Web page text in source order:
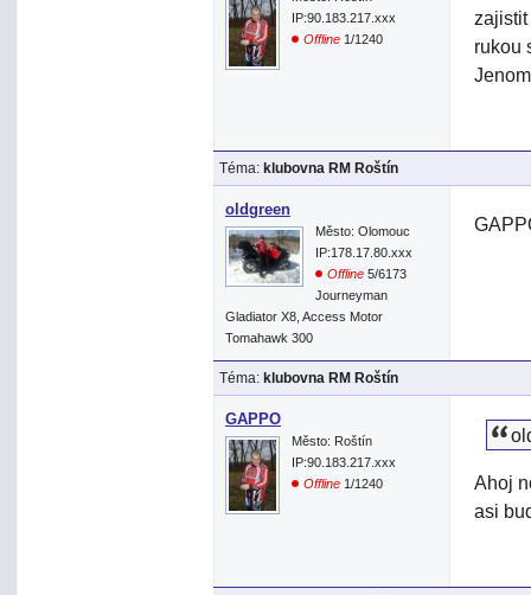
IP:90.183.217.xxx
Offline 1/1240
zajistit
rukou
Téma: klubovna RM Roštín
oldgreen
Město: Olomouc
IP:178.17.80.xxx
Offline 5/6173
Journeyman
Gladiator X8, Access Motor
Tomahawk 300
Téma: klubovna RM Roštín
GAPPO
Město: Roštín
IP:90.183.217.xxx
Offline 1/1240
Ahoj
asi